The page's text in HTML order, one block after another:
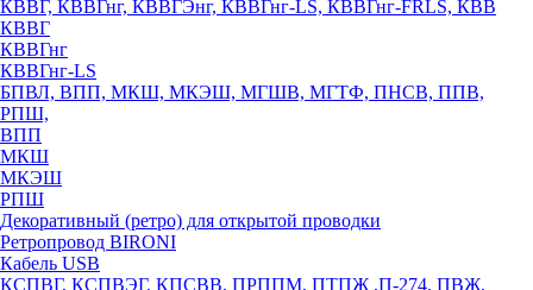
КВВГ, КВВГнг, КВВГЭнг, КВВГнг-LS, КВВГнг-FRLS, КВВ
КВВГ
КВВГнг
КВВГнг-LS
БПВЛ, ВПП, МКШ, МКЭШ, МГШВ, МГТФ, ПНСВ, ППВ,
РПШ,
ВПП
МКШ
МКЭШ
РПШ
Декоративный (ретро) для открытой проводки
Ретропровод BIRONI
Кабель USB
КСПВГ, КСПВЭГ, КПСВВ, ПРППМ, ПТПЖ ,П-274, ПВЖ,